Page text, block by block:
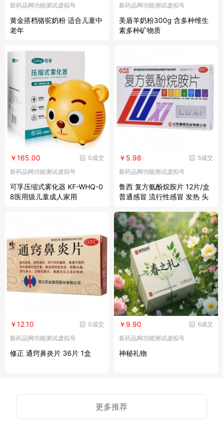
新药品网功能测试虚拟号
黄金搭档骆驼奶粉 适合儿童中
老年
新药品网功能测试虚拟号
美盾羊奶粉300g 含多种维生
素多种矿物质
0成交
￥165.00
新药品网功能测试虚拟号
可孚压缩式雾化器 KF-WHQ-0
8医用级儿童成人家用
5成交
￥5.98
新药品网功能测试虚拟号
鲁西 复方氨酚烷胺片 12片/盒
普通感冒 流行性感冒 发热 头
塞 咽痛
0成交
￥12.10
新药品网功能测试虚拟号
修正 通窍鼻炎片 36片 1盒
6成交
￥9.90
新药品网功能测试虚拟号
神秘礼物
更多推荐